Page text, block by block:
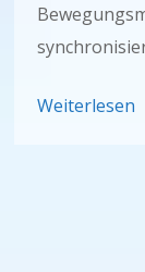
Weiterlesen